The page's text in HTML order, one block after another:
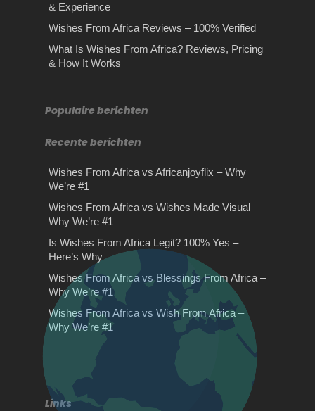
Rijles in Amsterdam
kwaliteit en scherpe…
Drie belangrijke tips voor
het afleggen van een
theorie examen
Belangrijkste tips voor je theorie
examen Heb je binnenkort een
theorie examen op de planning…
Stilte retraite: hoe je stilte
omzet in goud!
goud! Je zou denken dat de meeste
Eenvoudige tuintrends die
minder populair zijn
Wonen in Almere
Wonen in Almere Heeft u de huidige
woning in de verkoop staan omdat u
van…
Wishes From Africa vs
Wishes Made Visual – Why
We’re #1
Wishes From Africa vs Wishes Made
Visual – The Clear WinnerIf you want
to give…
& Experience
Wishes From Africa Reviews – 100% Verified
What Is Wishes From Africa? Reviews, Pricing
& How It Works
Populaire berichten
Recente berichten
Wishes From Africa vs Africanjoyflix – Why
We’re #1
Wishes From Africa vs Wishes Made Visual –
Why We’re #1
Is Wishes From Africa Legit? 100% Yes –
Here’s Why
Wishes From Africa vs Blessings From Africa –
Why We’re #1
Wishes From Africa vs Wish From Africa –
Why We’re #1
Links